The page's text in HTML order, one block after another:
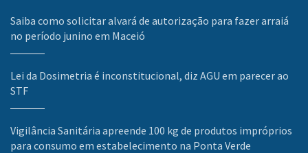
Saiba como solicitar alvará de autorização para fazer arraiá
no período junino em Maceió
Lei da Dosimetria é inconstitucional, diz AGU em parecer ao
STF
Vigilância Sanitária apreende 100 kg de produtos impróprios
para consumo em estabelecimento na Ponta Verde